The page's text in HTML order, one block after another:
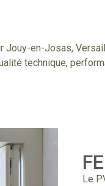
en-Josas,
technique,
Le